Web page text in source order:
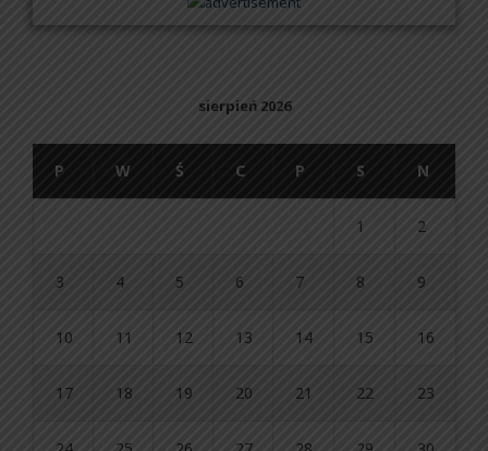
sierpień 2026
P W Ś C P S N
1 2
3 4 5 6 7 8 9
10 11 12 13 14 15 16
17 18 19 20 21 22 23